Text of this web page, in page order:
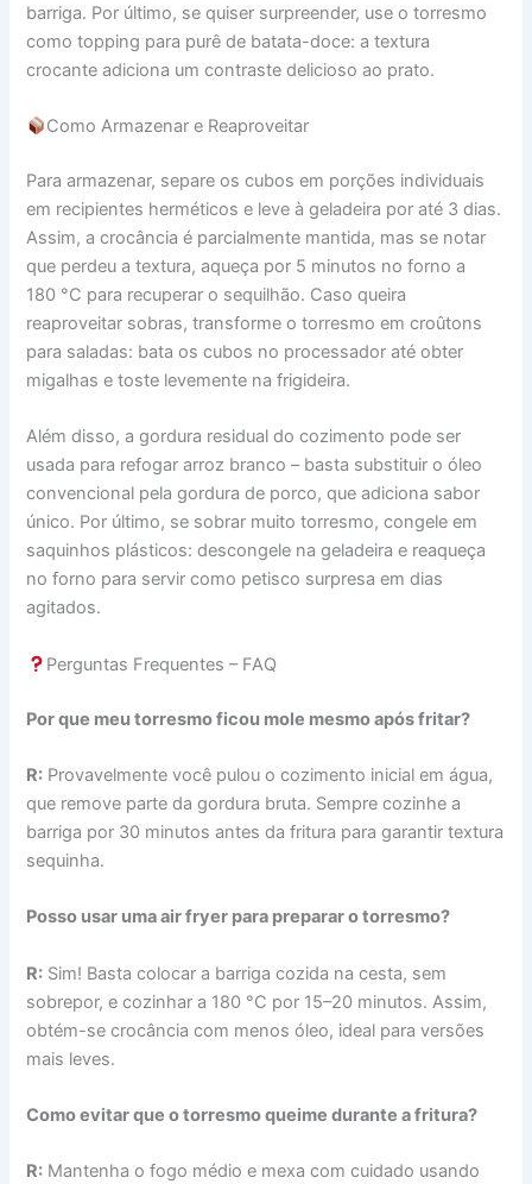
barriga. Por último, se quiser surpreender, use o torresmo
como topping para purê de batata-doce: a textura
crocante adiciona um contraste delicioso ao prato.
Como Armazenar e Reaproveitar
Para armazenar, separe os cubos em porções individuais
em recipientes herméticos e leve à geladeira por até 3 dias.
Assim, a crocância é parcialmente mantida, mas se notar
que perdeu a textura, aqueça por 5 minutos no forno a
180 °C para recuperar o sequilhão. Caso queira
reaproveitar sobras, transforme o torresmo em croûtons
para saladas: bata os cubos no processador até obter
migalhas e toste levemente na frigideira.
Além disso, a gordura residual do cozimento pode ser
usada para refogar arroz branco – basta substituir o óleo
convencional pela gordura de porco, que adiciona sabor
único. Por último, se sobrar muito torresmo, congele em
saquinhos plásticos: descongele na geladeira e reaqueça
no forno para servir como petisco surpresa em dias
agitados.
Perguntas Frequentes – FAQ
Por que meu torresmo ficou mole mesmo após fritar?
R: Provavelmente você pulou o cozimento inicial em água,
que remove parte da gordura bruta. Sempre cozinhe a
barriga por 30 minutos antes da fritura para garantir textura
sequinha.
Posso usar uma air fryer para preparar o torresmo?
R: Sim! Basta colocar a barriga cozida na cesta, sem
sobrepor, e cozinhar a 180 °C por 15–20 minutos. Assim,
obtém-se crocância com menos óleo, ideal para versões
mais leves.
Como evitar que o torresmo queime durante a fritura?
R: Mantenha o fogo médio e mexa com cuidado usando